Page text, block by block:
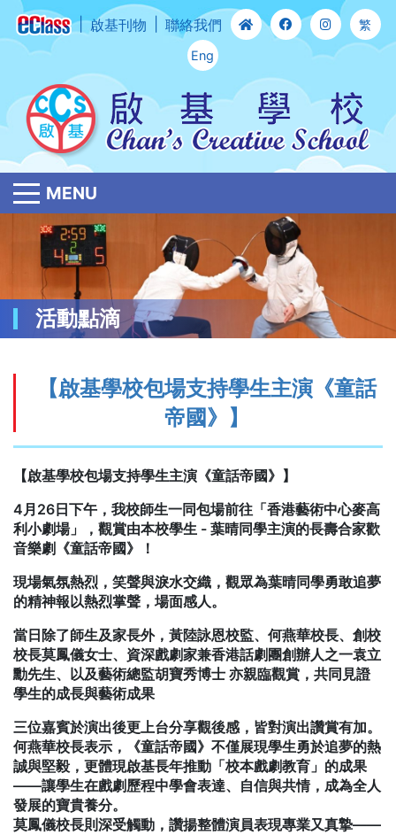
啟基刊物 聯絡我們 繁
Eng
MENU
活動點滴
【啟基學校包場支持學生主演《童話
帝國》】
【啟基學校包場支持學生主演《童話帝國》】
4月26日下午，我校師生一同包場前往「香港藝術中心麥高
利小劇場」，觀賞由本校學生 - 葉晴同學主演的長壽合家歡
音樂劇《童話帝國》！
現場氣氛熱烈，笑聲與淚水交織，觀眾為葉晴同學勇敢追夢
的精神報以熱烈掌聲，場面感人。
當日除了師生及家長外，黃陸詠恩校監、何燕華校長、創校
校長莫鳳儀女士、資深戲劇家兼香港話劇團創辦人之一袁立
勳先生、以及藝術總監胡寶秀博士 亦親臨觀賞，共同見證
學生的成長與藝術成果
三位嘉賓於演出後更上台分享觀後感，皆對演出讚賞有加。
何燕華校長表示，《童話帝國》不僅展現學生勇於追夢的熱
誠與堅毅，更體現啟基長年推動「校本戲劇教育」的成果
——讓學生在戲劇歷程中學會表達、自信與共情，成為全人
發展的寶貴養分。
莫鳳儀校長則深受觸動，讚揚整體演員表現專業又真摯——